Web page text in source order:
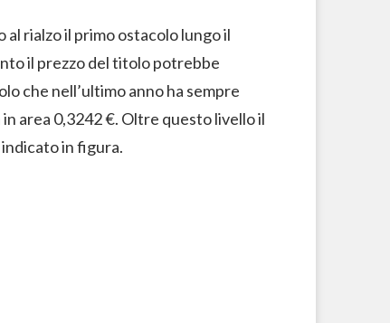
rialzo il primo ostacolo lungo il
il prezzo del titolo potrebbe
che nell’ultimo anno ha sempre
area 0,3242 €. Oltre questo livello il
in figura.